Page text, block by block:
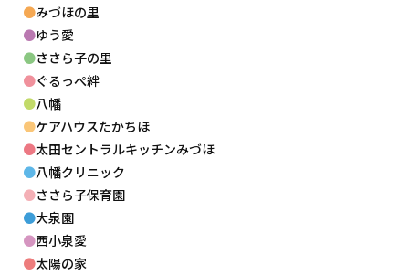
みづほの里
ゆう愛
ささら子の里
ぐるっぺ絆
八幡
ケアハウスたかちほ
太田セントラルキッチンみづほ
八幡クリニック
ささら子保育園
大泉園
西小泉愛
太陽の家